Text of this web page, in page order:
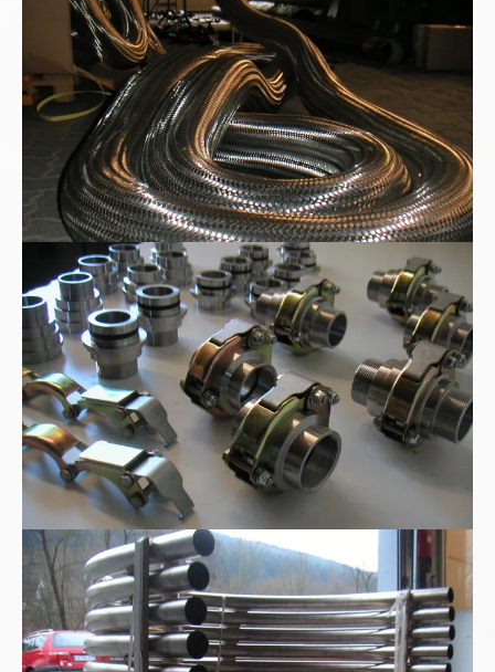
WEER-Rohrkupplungen
Edelstahl-180°-Rohrbogen